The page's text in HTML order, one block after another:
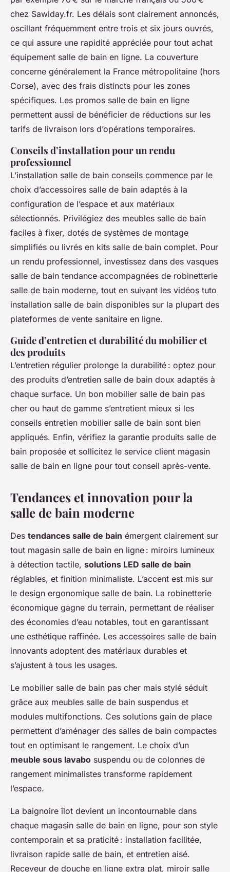
chez Sawiday.fr. Les délais sont clairement annoncés,
oscillant fréquemment entre trois et six jours ouvrés,
ce qui assure une rapidité appréciée pour tout achat
équipement salle de bain en ligne. La couverture
concerne généralement la France métropolitaine (hors
Corse), avec des frais distincts pour les zones
spécifiques. Les promos salle de bain en ligne
permettent aussi de bénéficier de réductions sur les
tarifs de livraison lors d’opérations temporaires.
Conseils d’installation pour un rendu
professionnel
L’installation salle de bain conseils commence par le
choix d’accessoires salle de bain adaptés à la
configuration de l’espace et aux matériaux
sélectionnés. Privilégiez des meubles salle de bain
faciles à fixer, dotés de systèmes de montage
simplifiés ou livrés en kits salle de bain complet. Pour
un rendu professionnel, investissez dans des vasques
salle de bain tendance accompagnées de robinetterie
salle de bain moderne, tout en suivant les vidéos tuto
installation salle de bain disponibles sur la plupart des
plateformes de vente sanitaire en ligne.
Guide d’entretien et durabilité du mobilier et
des produits
L’entretien régulier prolonge la durabilité : optez pour
des produits d’entretien salle de bain doux adaptés à
chaque surface. Un bon mobilier salle de bain pas
cher ou haut de gamme s’entretient mieux si les
conseils entretien mobilier salle de bain sont bien
appliqués. Enfin, vérifiez la garantie produits salle de
bain proposée et sollicitez le service client magasin
salle de bain en ligne pour tout conseil après-vente.
Tendances et innovation pour la
salle de bain moderne
Des tendances salle de bain émergent clairement sur
tout magasin salle de bain en ligne : miroirs lumineux
à détection tactile, solutions LED salle de bain
réglables, et finition minimaliste. L’accent est mis sur
le design ergonomique salle de bain. La robinetterie
économique gagne du terrain, permettant de réaliser
des économies d’eau notables, tout en garantissant
une esthétique raffinée. Les accessoires salle de bain
innovants adoptent des matériaux durables et
s’ajustent à tous les usages.
Le mobilier salle de bain pas cher mais stylé séduit
grâce aux meubles salle de bain suspendus et
modules multifonctions. Ces solutions gain de place
permettent d’aménager des salles de bain compactes
tout en optimisant le rangement. Le choix d’un
meuble sous lavabo suspendu ou de colonnes de
rangement minimalistes transforme rapidement
l’espace.
La baignoire îlot devient un incontournable dans
chaque magasin salle de bain en ligne, pour son style
contemporain et sa praticité : installation facilitée,
livraison rapide salle de bain, et entretien aisé.
Receveur de douche en ligne extra plat, miroir salle